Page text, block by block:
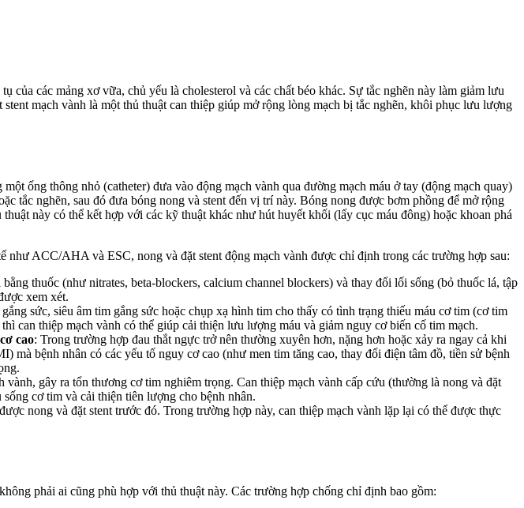
của các mảng xơ vữa, chủ yếu là cholesterol và các chất béo khác. Sự tắc nghẽn này làm giảm lưu
mạch vành là một thủ thuật can thiệp giúp mở rộng lòng mạch bị tắc nghẽn, khôi phục lưu lượng
ống thông nhỏ (catheter) đưa vào động mạch vành qua đường mạch máu ở tay (động mạch quay)
tắc nghẽn, sau đó đưa bóng nong và stent đến vị trí này. Bóng nong được bơm phồng để mở rộng
này có thể kết hợp với các kỹ thuật khác như hút huyết khối (lấy cục máu đông) hoặc khoan phá
ACC/AHA và ESC, nong và đặt stent động mạch vành được chỉ định trong các trường hợp sau:
thuốc (như nitrates, beta-blockers, calcium channel blockers) và thay đổi lối sống (bỏ thuốc lá, tập
xem xét.
sức, siêu âm tim gắng sức hoặc chụp xạ hình tim cho thấy có tình trạng thiếu máu cơ tim (cơ tim
can thiệp mạch vành có thể giúp cải thiện lưu lượng máu và giảm nguy cơ biến cố tim mạch.
cao: Trong trường hợp đau thắt ngực trở nên thường xuyên hơn, nặng hơn hoặc xảy ra ngay cả khi
bệnh nhân có các yếu tố nguy cơ cao (như men tim tăng cao, thay đổi điện tâm đồ, tiền sử bệnh
vành, gây ra tổn thương cơ tim nghiêm trọng. Can thiệp mạch vành cấp cứu (thường là nong và đặt
cơ tim và cải thiện tiên lượng cho bệnh nhân.
nong và đặt stent trước đó. Trong trường hợp này, can thiệp mạch vành lặp lại có thể được thực
phải ai cũng phù hợp với thủ thuật này. Các trường hợp chống chỉ định bao gồm: